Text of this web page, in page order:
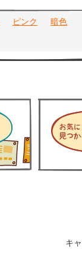
ピンク
暗色
キ